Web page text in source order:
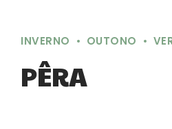
INVERNO OUTONO
PÊRA